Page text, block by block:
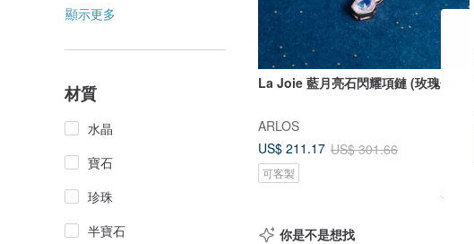
顯示更多
材質
水晶
寶石
珍珠
半寶石
La Joie 藍月亮石閃耀項鏈 (玫瑰金)
ARLOS
US$ 211.17 US$ 301.66
可客製
你是不是想找